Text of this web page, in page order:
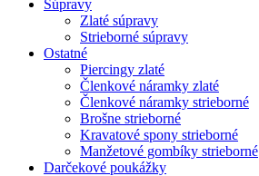
Súpravy
Zlaté súpravy
Strieborné súpravy
Ostatné
Piercingy zlaté
Členkové náramky zlaté
Členkové náramky strieborné
Brošne strieborné
Kravatové spony strieborné
Manžetové gombíky strieborné
Darčekové poukážky